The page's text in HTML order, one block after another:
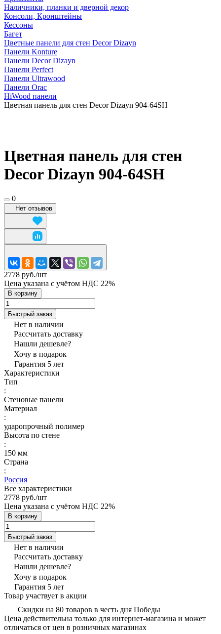
Наличники, планки и дверной декор
Консоли, Кронштейны
Кессоны
Багет
Цветные панели для стен Decor Dizayn
Панели Konture
Панели Decor Dizayn
Панели Perfect
Панели Ultrawood
Панели Orac
HiWood панели
Цветная панель для стен Decor Dizayn 904-64SH
Цветная панель для стен
Decor Dizayn 904-64SH
0
Нет отзывов
2778 руб./шт
Цена указана с учётом НДС 22%
В корзину
Быстрый заказ
Нет в наличии
Рассчитать доставку
Нашли дешевле?
Хочу в подарок
Гарантия 5 лет
Характеристики
Тип
:
Стеновые панели
Материал
:
ударопрочный полимер
Высота по стене
:
150 мм
Страна
:
Россия
Все характеристики
2778 руб./шт
Цена указана с учётом НДС 22%
В корзину
Быстрый заказ
Нет в наличии
Рассчитать доставку
Нашли дешевле?
Хочу в подарок
Гарантия 5 лет
Товар участвует в акции
Скидки на 80 товаров в честь дня Победы
Цена действительна только для интернет-магазина и может
отличаться от цен в розничных магазинах